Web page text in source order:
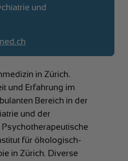
und
in Zürich.
und Erfahrung im
Bereich in der
und der
für ökologisch-
in Zürich. Diverse